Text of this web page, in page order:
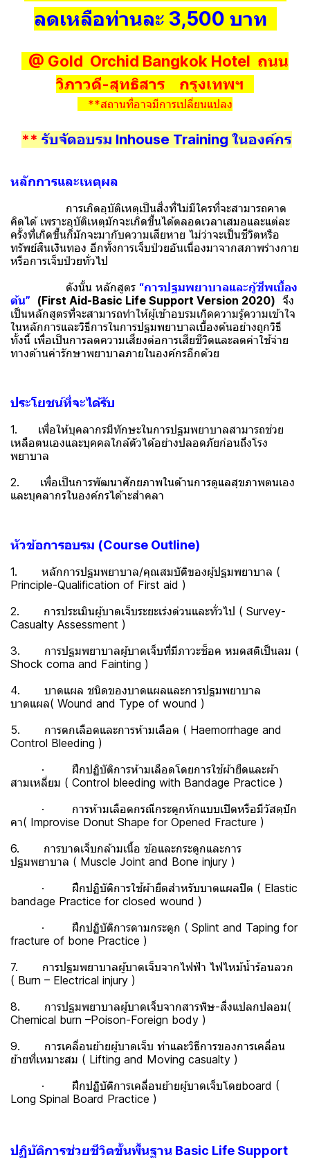
ลดเหลือท่านละ 3,500 บาท
@ Gold Orchid Bangkok Hotel ถนน
วิภาวดี-สุทธิสาร กรุงเทพฯ
**สถานที่อาจมีการเปลี่ยนแปลง
** รับจัดอบรม Inhouse Training ในองค์กร
หลักการและเหตุผล
การเกิดอุบัติเหตุเป็นสิ่งที่ไม่มีใครที่จะสามารถคาด
คิดได้ เพราะอุบัติเหตุมักจะเกิดขึ้นได้ตลอดเวลาเสมอและแต่ละ
ครั้งที่เกิดขึ้นก็มักจะมากับความเสียหาย ไม่ว่าจะเป็นชีวิตหรือ
ทรัพย์สินเงินทอง อีกทั้งการเจ็บป่วยอันเนื่องมาจากสภาพร่างกาย
หรือการเจ็บป่วยทั่วไป
ดังนั้น หลักสูตร “การปฐมพยาบาลและกู้ชีพเบื้อง
ต้น” (First Aid-Basic Life Support Version 2020) จึง
เป็นหลักสูตรที่จะสามารถทำให้ผู้เข้าอบรมเกิดความรู้ความเข้าใจ
ในหลักการและวิธีการในการปฐมพยาบาลเบื้องต้นอย่างถูกวิธี
ทั้งนี้ เพื่อเป็นการลดความเสี่ยงต่อการเสียชีวิตและลดค่าใช้จ่าย
ทางด้านค่ารักษาพยาบาลภายในองค์กรอีกด้วย
ประโยชน์ที่จะได้รับ
1. เพื่อให้บุคลากรมีทักษะในการปฐมพยาบาลสามารถช่วย
เหลือตนเองและบุคคลใกล้ตัวได้อย่างปลอดภัยก่อนถึงโรง
พยาบาล
2. เพื่อเป็นการพัฒนาศักยภาพในด้านการดูแลสุขภาพตนเอง
และบุคลากรในองค์กรได้าะสำคลา
หัวข้อการอบรม (Course Outline)
1. หลักการปฐมพยาบาล/คุณสมบัติของผู้ปฐมพยาบาล (
Principle-Qualification of First aid )
2. การประเมินผู้บาดเจ็บระยะเร่งด่วนและทั่วไป ( Survey-
Casualty Assessment )
3. การปฐมพยาบาลผู้บาดเจ็บที่มีภาวะช็อค หมดสติเป็นลม (
Shock coma and Fainting )
4. บาดแผล ชนิดของบาดแผลและการปฐมพยาบาล
บาดแผล( Wound and Type of wound )
5. การตกเลือดและการห้ามเลือด ( Haemorrhage and
Control Bleeding )
· ฝึกปฏิบัติการห้ามเลือดโดยการใช้ผ้ายืดและผ้า
สามเหลี่ยม ( Control bleeding with Bandage Practice )
· การห้ามเลือดกรณีกระดูกหักแบบเปิดหรือมีวัสดุปัก
คา( Improvise Donut Shape for Opened Fracture )
6. การบาดเจ็บกล้ามเนื้อ ข้อและกระดูกและการ
ปฐมพยาบาล ( Muscle Joint and Bone injury )
· ฝึกปฏิบัติการใช้ผ้ายืดสำหรับบาดแผลปิด ( Elastic
bandage Practice for closed wound )
· ฝึกปฏิบัติการดามกระดูก ( Splint and Taping for
fracture of bone Practice )
7. การปฐมพยาบาลผู้บาดเจ็บจากไฟฟ้า ไฟไหม้น้ำร้อนลวก
( Burn – Electrical injury )
8. การปฐมพยาบาลผู้บาดเจ็บจากสารพิษ-สิ่งแปลกปลอม(
Chemical burn –Poison-Foreign body )
9. การเคลื่อนย้ายผู้บาดเจ็บ ท่าและวิธีการของการเคลื่อน
ย้ายที่เหมาะสม ( Lifting and Moving casualty )
· ฝึกปฏิบัติการเคลื่อนย้ายผู้บาดเจ็บโดยboard (
Long Spinal Board Practice )
ปฏิบัติการช่วยชีวิตขั้นพื้นฐาน Basic Life Support